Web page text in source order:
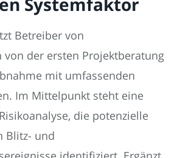
Betreiber von
von der ersten Projektberatung
mit umfassenden
Im Mittelpunkt steht eine
die potenzielle
Blitz- und